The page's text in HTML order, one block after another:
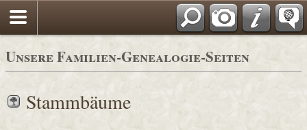
Unsere Familien-Genealogie-Seiten
Stammbäume